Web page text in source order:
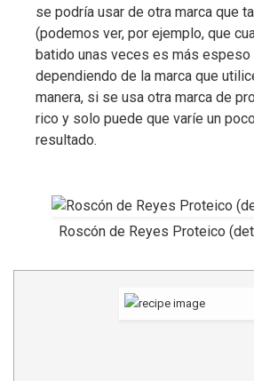
se podría usar de otra marca que
(podemos ver, por ejemplo, que
batido unas veces es más espeso
dependiendo de la marca que
manera, si se usa otra marca de
rico y solo puede que varíe un
resultado.
Roscón de Reyes Proteico